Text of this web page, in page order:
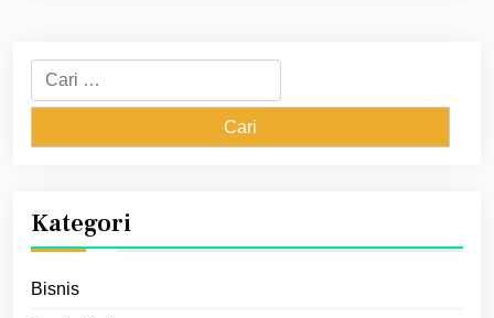
Cari
untuk:
Kategori
Bisnis